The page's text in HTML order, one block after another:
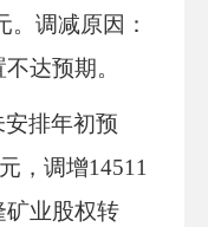
。调减原因：
达预期。
排年初预
，调增14511
矿业股权转